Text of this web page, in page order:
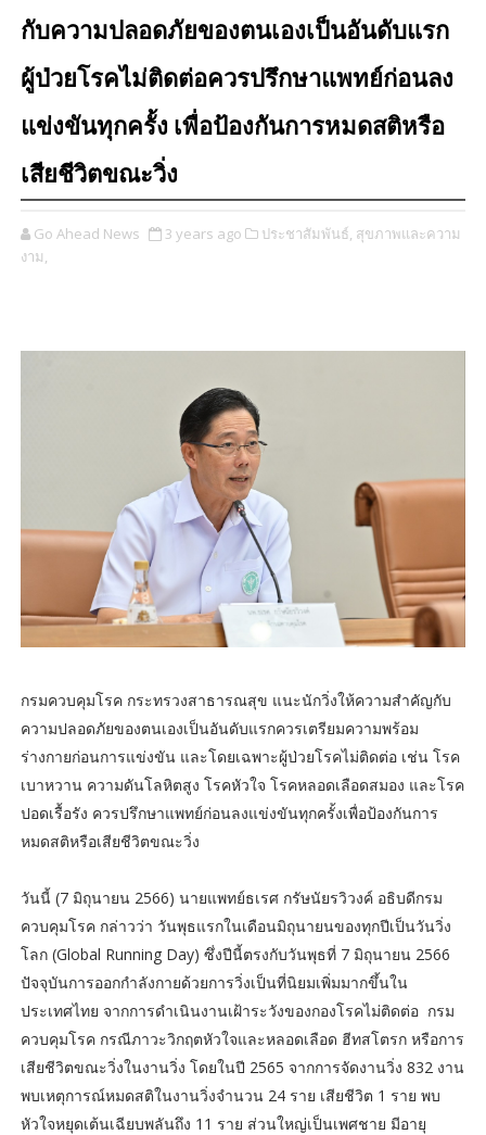
กับความปลอดภัยของตนเองเป็นอันดับแรก
ผู้ป่วยโรคไม่ติดต่อควรปรึกษาแพทย์ก่อนลง
แข่งขันทุกครั้ง เพื่อป้องกันการหมดสติหรือ
เสียชีวิตขณะวิ่ง
Go Ahead News 3 years ago ประชาสัมพันธ์, สุขภาพและความ
งาม,
กรมควบคุมโรค กระทรวงสาธารณสุข แนะนักวิ่งให้ความสำคัญกับ
ความปลอดภัยของตนเองเป็นอันดับแรกควรเตรียมความพร้อม
ร่างกายก่อนการแข่งขัน และโดยเฉพาะผู้ป่วยโรคไม่ติดต่อ เช่น โรค
เบาหวาน ความดันโลหิตสูง โรคหัวใจ โรคหลอดเลือดสมอง และโรค
ปอดเรื้อรัง ควรปรึกษาแพทย์ก่อนลงแข่งขันทุกครั้งเพื่อป้องกันการ
หมดสติหรือเสียชีวิตขณะวิ่ง
วันนี้ (7 มิถุนายน 2566) นายแพทย์ธเรศ กรัษนัยรวิวงค์ อธิบดีกรม
ควบคุมโรค กล่าวว่า วันพุธแรกในเดือนมิถุนายนของทุกปีเป็นวันวิ่ง
โลก (Global Running Day) ซึ่งปีนี้ตรงกับวันพุธที่ 7 มิถุนายน 2566
ปัจจุบันการออกกำลังกายด้วยการวิ่งเป็นที่นิยมเพิ่มมากขึ้นใน
ประเทศไทย จากการดำเนินงานเฝ้าระวังของกองโรคไม่ติดต่อ กรม
ควบคุมโรค กรณีภาวะวิกฤตหัวใจและหลอดเลือด ฮีทสโตรก หรือการ
เสียชีวิตขณะวิ่งในงานวิ่ง โดยในปี 2565 จากการจัดงานวิ่ง 832 งาน
พบเหตุการณ์หมดสติในงานวิ่งจำนวน 24 ราย เสียชีวิต 1 ราย พบ
หัวใจหยุดเต้นเฉียบพลันถึง 11 ราย ส่วนใหญ่เป็นเพศชาย มีอายุ